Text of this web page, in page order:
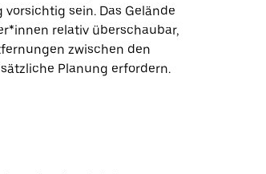
sein. Das Gelände
relativ überschaubar,
zwischen den
Planung erfordern.